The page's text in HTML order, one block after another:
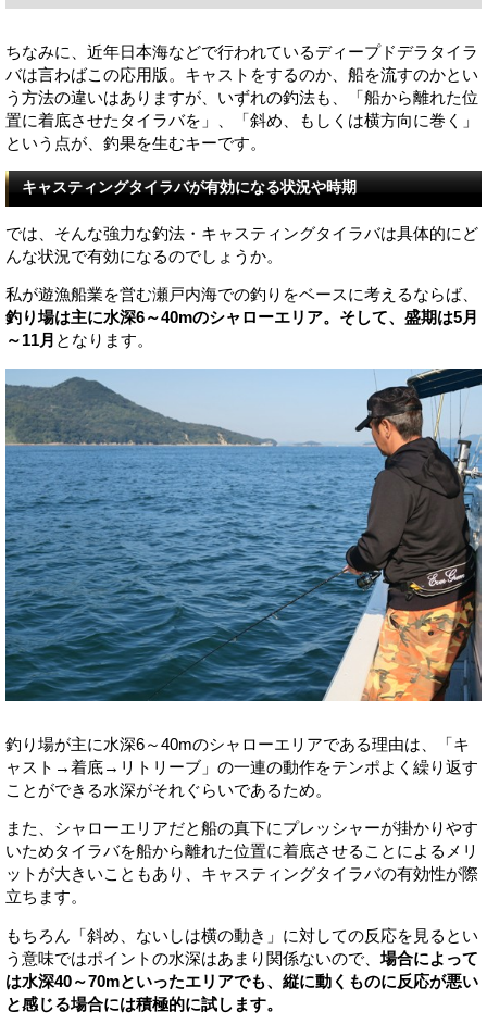
ちなみに、近年日本海などで行われているディープドデラタイラ
バは言わばこの応用版。キャストをするのか、船を流すのかとい
う方法の違いはありますが、いずれの釣法も、「船から離れた位
置に着底させたタイラバを」、「斜め、もしくは横方向に巻く」
という点が、釣果を生むキーです。
キャスティングタイラバが有効になる状況や時期
では、そんな強力な釣法・キャスティングタイラバは具体的にど
んな状況で有効になるのでしょうか。
私が遊漁船業を営む瀬戸内海での釣りをベースに考えるならば、
釣り場は主に水深6～40mのシャローエリア。そして、盛期は5月
～11月 となります。
釣り場が主に水深6～40mのシャローエリアである理由は、「キ
ャスト→着底→リトリーブ」の一連の動作をテンポよく繰り返す
ことができる水深がそれぐらいであるため。
また、シャローエリアだと船の真下にプレッシャーが掛かりやす
いためタイラバを船から離れた位置に着底させることによるメリ
ットが大きいこともあり、キャスティングタイラバの有効性が際
立ちます。
もちろん「斜め、ないしは横の動き」に対しての反応を見るとい
う意味ではポイントの水深はあまり関係ないので、場合によって
は水深40～70mといったエリアでも、縦に動くものに反応が悪い
と感じる場合には積極的に試します。